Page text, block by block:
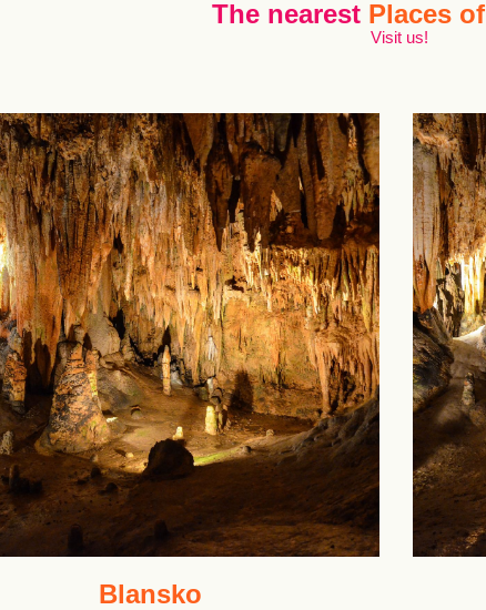
The nearest Places
Visit us!
Blansko